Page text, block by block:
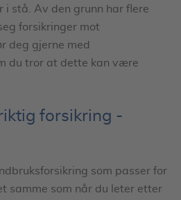
i stå. Av den grunn har flere
forsikringer mot
deg gjerne med
du tror at dette kan være
forsikring -
som passer for
samme som når du leter etter